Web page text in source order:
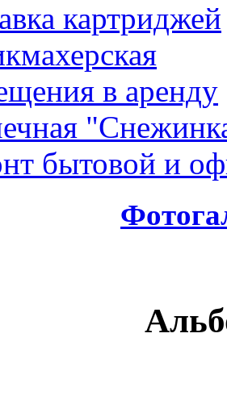
картриджей
в аренду
бытовой и